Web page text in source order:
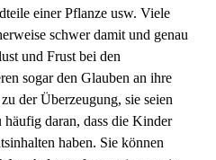
einer Pflanze usw. Viele
schwer damit und genau
und Frust bei den
sogar den Glauben an ihre
der Überzeugung, sie seien
daran, dass die Kinder
haben. Sie können